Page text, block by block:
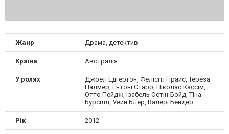
Жанр Драма, детектив
Країна Австралія
У ролях
Джоел Едгертон, Фелісіті Прайс, Тереза ​​
Палмер, Ентоні Старр, Ніколас Кассім,
Отто Пейдж, Ізабель Остін-Бойд, Тіна
Бурсілл, Уейн Блер, Валері Бейдер
Рік 2012